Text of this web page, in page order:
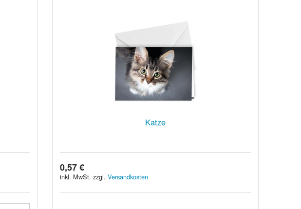
Katze
0,57 €
inkl. MwSt. zzgl.Versandkosten